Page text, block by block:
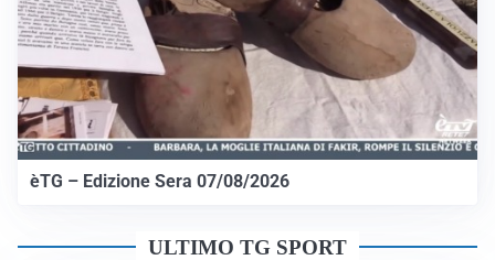
èTG – Edizione Sera 07/08/2026
ULTIMO TG SPORT